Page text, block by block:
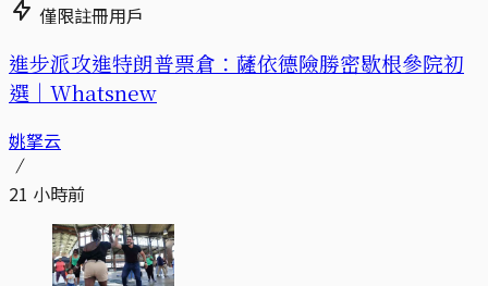
僅限註冊用戶
進步派攻進特朗普票倉：薩依德險勝密歇根參院初
選｜Whatsnew
姚拏云
21 小時前